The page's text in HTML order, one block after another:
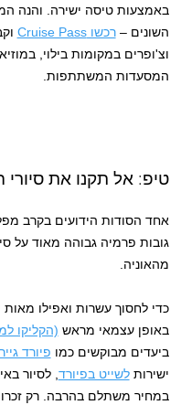
באמצעות טיסה ישירה. והנה
השונים –רכשו Cruise Pass
וצ'ופרים במקומות בילוי,
המסעדות המשתתפות.
טיפ: אל תקנו את
אחד הסודות הידועים בקרב
גובות פרמיה גבוהה מאוד על
מהאוניה.
כדי לחסוך עשרות ואפילו מאות
באופן עצמאי מראש (הקליקו
ביעדים מבוקשים כמו פיורד
ישירותלשייט בפיורד, לסיור
במחיר משתלם בהרבה. רק